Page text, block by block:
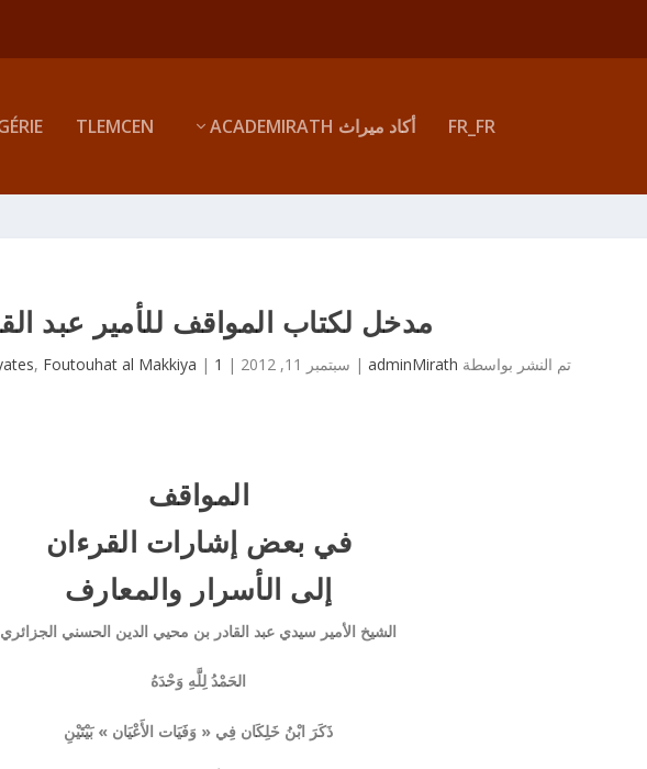
FR_FR أكاد ميراث ACADEMIRATH TLEMCEN
مدخل لكتاب المواقف للأمير عبد
تم النشر بواسطة adminMirath
| سبتمبر 11, 2012 |
, Foutouhat al Makkiya | 1
المواقف
في بعض إشارات القرءان
إلى الأسرار والمعارف
الشيخ الأمير سيدي عبد القادر بن محيي الدين الحسني الجزائري
الحَمْدُ لِلَّهِ وَحْدَهُ
ذَكَرَ ابْنُ خَلِكَان فِي « وَفَيَات الأَعْيَان » بَيْتَيْنِ